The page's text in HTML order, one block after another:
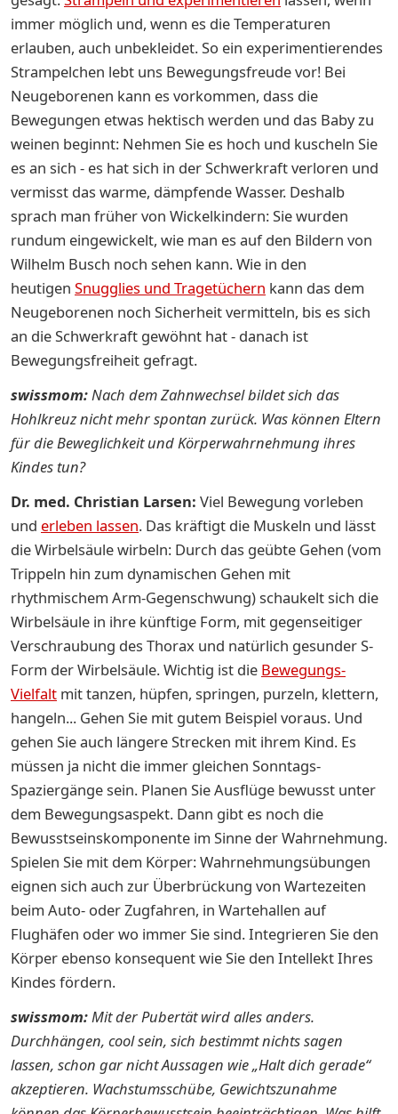
immer möglich und, wenn es die Temperaturen
erlauben, auch unbekleidet. So ein experimentierendes
Strampelchen lebt uns Bewegungsfreude vor! Bei
Neugeborenen kann es vorkommen, dass die
Bewegungen etwas hektisch werden und das Baby zu
weinen beginnt: Nehmen Sie es hoch und kuscheln Sie
es an sich - es hat sich in der Schwerkraft verloren und
vermisst das warme, dämpfende Wasser. Deshalb
sprach man früher von Wickelkindern: Sie wurden
rundum eingewickelt, wie man es auf den Bildern von
Wilhelm Busch noch sehen kann. Wie in den
heutigen Snugglies und Tragetüchern kann das dem
Neugeborenen noch Sicherheit vermitteln, bis es sich
an die Schwerkraft gewöhnt hat - danach ist
Bewegungsfreiheit gefragt.
swissmom:Nach dem Zahnwechsel bildet sich das
Hohlkreuz nicht mehr spontan zurück. Was können Eltern
für die Beweglichkeit und Körperwahrnehmung ihres
Kindes tun?
Dr. med. Christian Larsen: Viel Bewegung vorleben
und erleben lassen. Das kräftigt die Muskeln und lässt
die Wirbelsäule wirbeln: Durch das geübte Gehen (vom
Trippeln hin zum dynamischen Gehen mit
rhythmischem Arm-Gegenschwung) schaukelt sich die
Wirbelsäule in ihre künftige Form, mit gegenseitiger
Verschraubung des Thorax und natürlich gesunder S-
Form der Wirbelsäule. Wichtig ist die Bewegungs-
Vielfalt mit tanzen, hüpfen, springen, purzeln, klettern,
hangeln... Gehen Sie mit gutem Beispiel voraus. Und
gehen Sie auch längere Strecken mit ihrem Kind. Es
müssen ja nicht die immer gleichen Sonntags-
Spaziergänge sein. Planen Sie Ausflüge bewusst unter
dem Bewegungsaspekt. Dann gibt es noch die
Bewusstseinskomponente im Sinne der Wahrnehmung.
Spielen Sie mit dem Körper: Wahrnehmungsübungen
eignen sich auch zur Überbrückung von Wartezeiten
beim Auto- oder Zugfahren, in Wartehallen auf
Flughäfen oder wo immer Sie sind. Integrieren Sie den
Körper ebenso konsequent wie Sie den Intellekt Ihres
Kindes fördern.
swissmom:Mit der Pubertät wird alles anders.
Durchhängen, cool sein, sich bestimmt nichts sagen
lassen, schon gar nicht Aussagen wie „Halt dich gerade“
akzeptieren. Wachstumsschübe, Gewichtszunahme